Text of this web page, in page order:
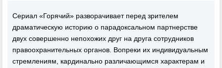
Сериал «Горячий» разворачивает перед зрителем
драматическую историю о парадоксальном партнерстве
двух совершенно непохожих друг на друга сотрудников
правоохранительных органов. Вопреки их индивидуальным
стремлениям, кардинально различающимся характерам и